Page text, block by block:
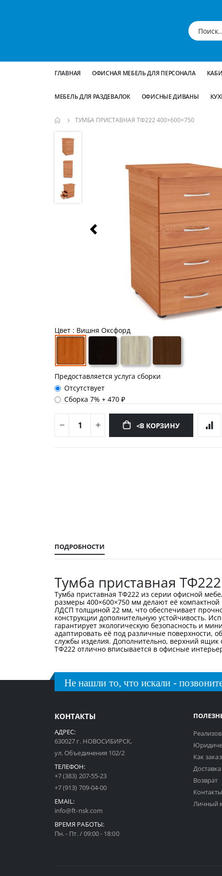
ГЛАВНАЯ ОФИСНАЯ МЕБЕЛЬ ДЛЯ ПЕРСОНАЛА
МЕБЕЛЬ ДЛЯ РАЗДЕВАЛОК ОФИСНЫЕ ДИВАНЫ
ТУМБА ПРИСТАВНАЯ ТФ222 400×600×750
перейти
галереям
изображений
Цвет : Вишня Оксфорд
Предоставляется услуга сборки
Отсутствует
Сборка 7%+470 ₽
<В КОРЗИНУ
ПОДРОБНОСТИ
Тумба приставная ТФ222
Тумба приставная ТФ222 из серии офисной
размеры 400×600×750 мм делают её
ЛДСП толщиной 22 мм, что обеспечивает
конструкции дополнительную устойчивость.
гарантирует экологическую безопасность и
адаптировать её под различные поверхности,
службы изделия. Дополнительно, верхний
ТФ222 отлично вписывается в офисные
Не нашли то, что искали -
КОНТАКТЫ
АДРЕС:
630027 г. НОВОСИБИРСК,
ул. Объединения 102/2
ТЕЛЕФОН:
+7 (383) 207-55-23
+7 (913) 709-04-00
EMAIL:
info@ft-nsk.com
ВРЕМЯ РАБОТЫ:
Пн. - Пт. / 09:00 - 18:00
Как
Возврат
Контакты
Личный